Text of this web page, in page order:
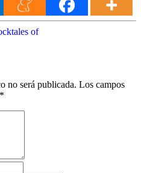
tales of
no será publicada. Los campos
*